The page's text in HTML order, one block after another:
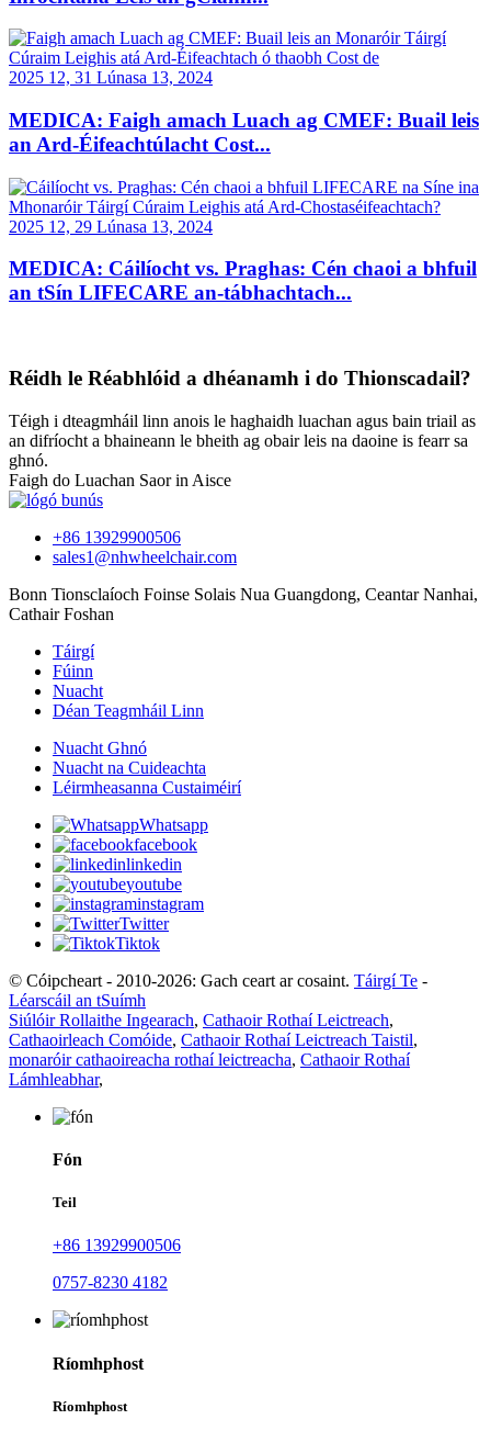
2025 12, 31 Lúnasa 13, 2024
MEDICA: Faigh amach Luach ag CMEF: Buail leis
an Ard-Éifeachtúlacht Cost...
2025 12, 29 Lúnasa 13, 2024
MEDICA: Cáilíocht vs. Praghas: Cén chaoi a bhfuil
an tSín LIFECARE an-tábhachtach...
Réidh le Réabhlóid a dhéanamh i do Thionscadail?
Téigh i dteagmháil linn anois le haghaidh luachan agus bain triail as
an difríocht a bhaineann le bheith ag obair leis na daoine is fearr sa
ghnó.
Faigh do Luachan Saor in Aisce
+86 13929900506
sales1@nhwheelchair.com
Bonn Tionsclaíoch Foinse Solais Nua Guangdong, Ceantar Nanhai,
Cathair Foshan
Táirgí
Fúinn
Nuacht
Déan Teagmháil Linn
Nuacht Ghnó
Nuacht na Cuideachta
Léirmheasanna Custaiméirí
Whatsapp
facebook
linkedin
youtube
instagram
Twitter
Tiktok
© Cóipcheart - 2010-2026: Gach ceart ar cosaint. Táirgí Te -
Léarscáil an tSuímh
Siúlóir Rollaithe Ingearach, Cathaoir Rothaí Leictreach,
Cathaoirleach Comóide, Cathaoir Rothaí Leictreach Taistil,
monaróir cathaoireacha rothaí leictreacha, Cathaoir Rothaí
Lámhleabhar,
Fón
Teil
+86 13929900506
0757-8230 4182
Ríomhphost
Ríomhphost